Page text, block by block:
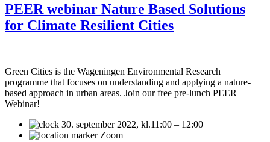
PEER webinar Nature Based Solutions
for Climate Resilient Cities
Green Cities is the Wageningen Environmental Research
programme that focuses on understanding and applying a nature-
based approach in urban areas. Join our free pre-lunch PEER
Webinar!
30. september 2022, kl.11:00 – 12:00
Zoom